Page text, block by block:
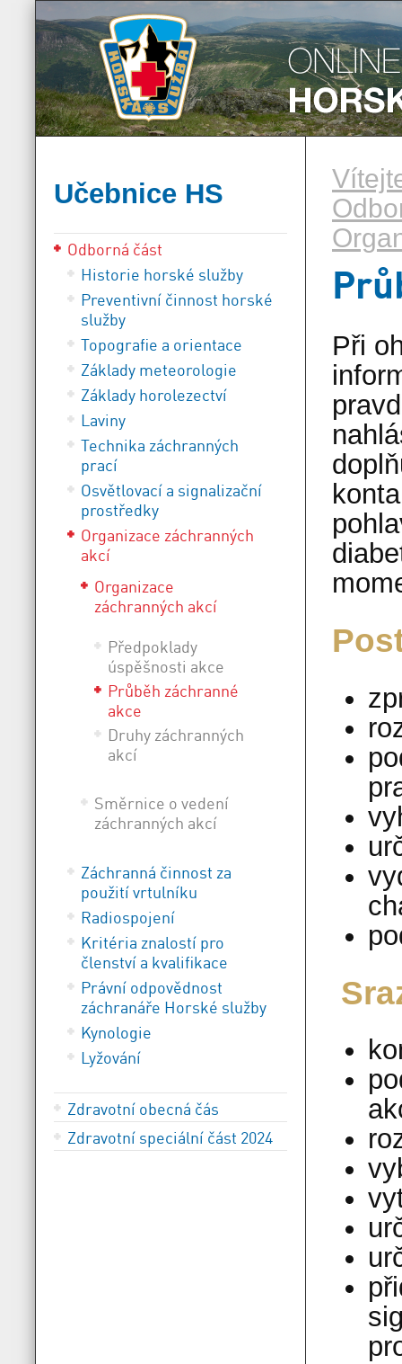
Učebnice HS
Odborná část
Historie horské služby
Preventivní činnost horské
služby
Topografie a orientace
Základy meteorologie
Základy horolezectví
Laviny
Technika záchranných
prací
Osvětlovací a signalizační
prostředky
Organizace záchranných
akcí
Organizace
záchranných akcí
Předpoklady
úspěšnosti akce
Průběh záchranné
akce
Druhy záchranných
akcí
Směrnice o vedení
záchranných akcí
Záchranná činnost za
použití vrtulníku
Radiospojení
Kritéria znalostí pro
členství a kvalifikace
Právní odpovědnost
záchranáře Horské služby
Kynologie
Lyžování
Zdravotní obecná čás
Zdravotní speciální část 2024
Při